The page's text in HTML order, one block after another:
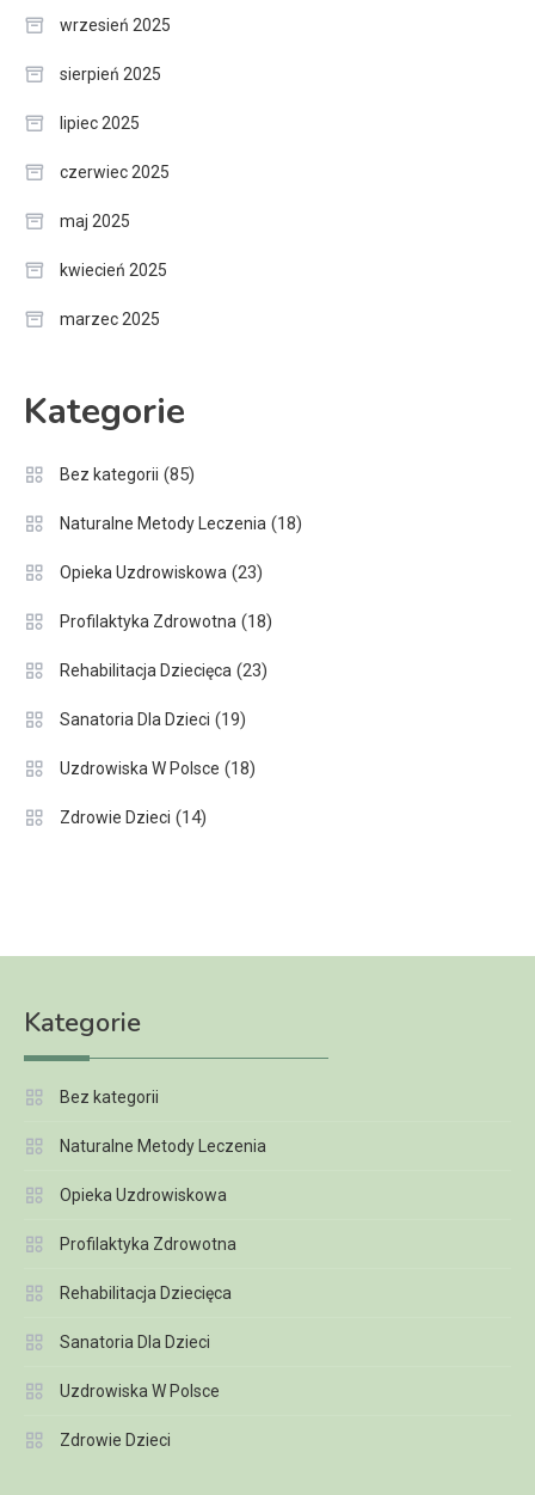
wrzesień 2025
sierpień 2025
lipiec 2025
czerwiec 2025
maj 2025
kwiecień 2025
marzec 2025
Kategorie
Bez kategorii (85)
Naturalne Metody Leczenia (18)
Opieka Uzdrowiskowa (23)
Profilaktyka Zdrowotna (18)
Rehabilitacja Dziecięca (23)
Sanatoria Dla Dzieci (19)
Uzdrowiska W Polsce (18)
Zdrowie Dzieci (14)
Kategorie
Bez kategorii
Naturalne Metody Leczenia
Opieka Uzdrowiskowa
Profilaktyka Zdrowotna
Rehabilitacja Dziecięca
Sanatoria Dla Dzieci
Uzdrowiska W Polsce
Zdrowie Dzieci